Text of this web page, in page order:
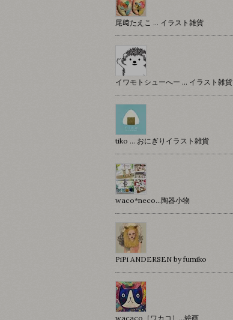
尾﨑たえこ … イラスト雑貨
イワモトシューへー … イラスト雑貨
tiko … おにぎりイラスト雑貨
waco*neco...陶器小物
PiPi ANDERSEN by fumiko
wacaco［ワカコ］…絵画